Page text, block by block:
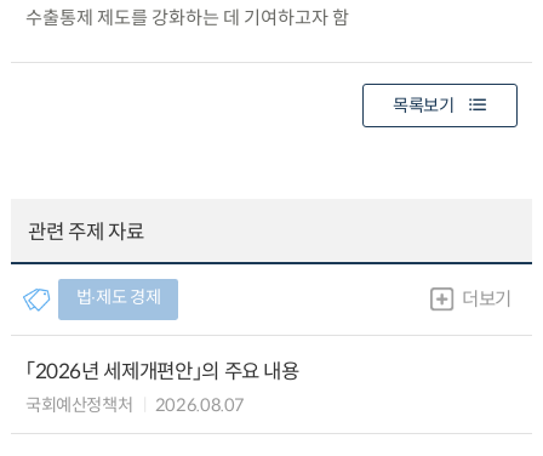
수출통제 제도를 강화하는 데 기여하고자 함
목록보기
관련 주제 자료
법∙제도 경제 더보기
「2026년 세제개편안」의 주요 내용
국회예산정책처 2026.08.07